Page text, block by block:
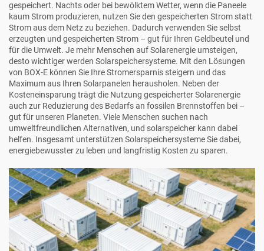
gespeichert. Nachts oder bei bewölktem Wetter, wenn die Paneele
kaum Strom produzieren, nutzen Sie den gespeicherten Strom statt
Strom aus dem Netz zu beziehen. Dadurch verwenden Sie selbst
erzeugten und gespeicherten Strom – gut für Ihren Geldbeutel und
für die Umwelt. Je mehr Menschen auf Solarenergie umsteigen,
desto wichtiger werden Solarspeichersysteme. Mit den Lösungen
von BOX-E können Sie Ihre Stromersparnis steigern und das
Maximum aus Ihren Solarpanelen herausholen. Neben der
Kosteneinsparung trägt die Nutzung gespeicherter Solarenergie
auch zur Reduzierung des Bedarfs an fossilen Brennstoffen bei –
gut für unseren Planeten. Viele Menschen suchen nach
umweltfreundlichen Alternativen, und solarspeicher kann dabei
helfen. Insgesamt unterstützen Solarspeichersysteme Sie dabei,
energiebewusster zu leben und langfristig Kosten zu sparen.